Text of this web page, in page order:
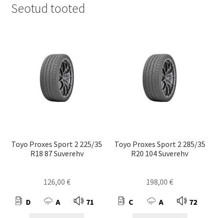
Seotud tooted
Toyo Proxes Sport 2 225/35
R18 87 Suverehv
126,00 €
D A 71
Toyo Proxes Sport 2 285/35
R20 104 Suverehv
198,00€
C A 72